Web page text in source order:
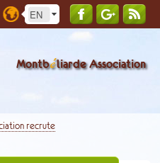
Montbéliarde Association
recrute